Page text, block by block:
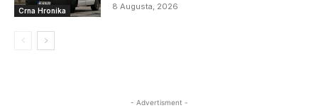
Crna Hronika 8 Augusta, 2026
- Advertisment -